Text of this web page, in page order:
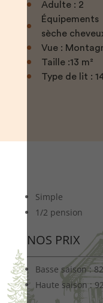
Adulte : 2
sèche
Vue :
Taille :13 m²
Type de lit :
Simple
1/2 pension
NOS PRIX
Basse saison :
Haute saison :